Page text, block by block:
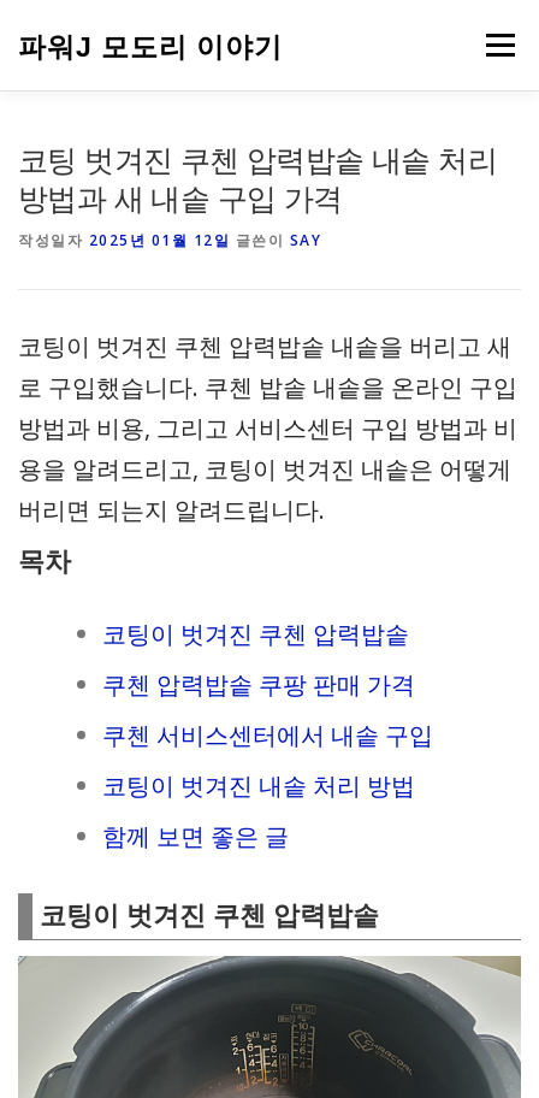
파워J 모도리 이야기 메뉴
코팅 벗겨진 쿠첸 압력밥솥 내솥 처리
방법과 새 내솥 구입 가격
작성일자 2025년 01월 12일 글쓴이 SAY
코팅이 벗겨진 쿠첸 압력밥솥 내솥을 버리고 새
로 구입했습니다. 쿠첸 밥솥 내솥을 온라인 구입
방법과 비용, 그리고 서비스센터 구입 방법과 비
용을 알려드리고, 코팅이 벗겨진 내솥은 어떻게
버리면 되는지 알려드립니다.
목차
코팅이 벗겨진 쿠첸 압력밥솥
쿠첸 압력밥솥 쿠팡 판매 가격
쿠첸 서비스센터에서 내솥 구입
코팅이 벗겨진 내솥 처리 방법
함께 보면 좋은 글
코팅이 벗겨진 쿠첸 압력밥솥